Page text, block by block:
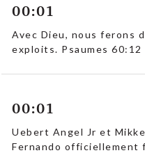
00:01
Avec Dieu, nous ferons
exploits. Psaumes 60:12
00:01
Uebert Angel Jr et
Fernando officiellement